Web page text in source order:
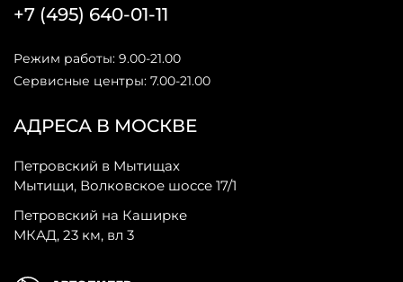
АДРЕСА В МОСКВЕ
Петровский в Мытищах
Мытищи, Волковское шоссе 17/1
Петровский на Каширке
МКАД, 23 км, вл 3
+7 (495) 640-01-11
Режим работы: 9.00-21.00
Сервисные центры: 7.00-21.00